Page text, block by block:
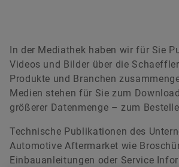
Digitale Zusammenarbeit
Supply Chain Management &
Nachhaltigkeit
Qualität
Allgemeine Geschäftsbedingungen
Lifetime Solutions
medias Produktkatalog
X-life
Schulungen
Publikationen
Apps
Bitte beachten Sie:
Die maximale Bestellmenge
beträgt 20 Stück. Ein
untersagt. Die Bestellung ist
versandkostenfrei.
In der Mediathek haben wir für Sie
Videos und Bilder über die
Produkte und Branchen
Medien stehen für Sie zum
größerer Datenmenge – zum
Technische Publikationen des
Automotive Aftermarket wie
Einbauanleitungen oder Service